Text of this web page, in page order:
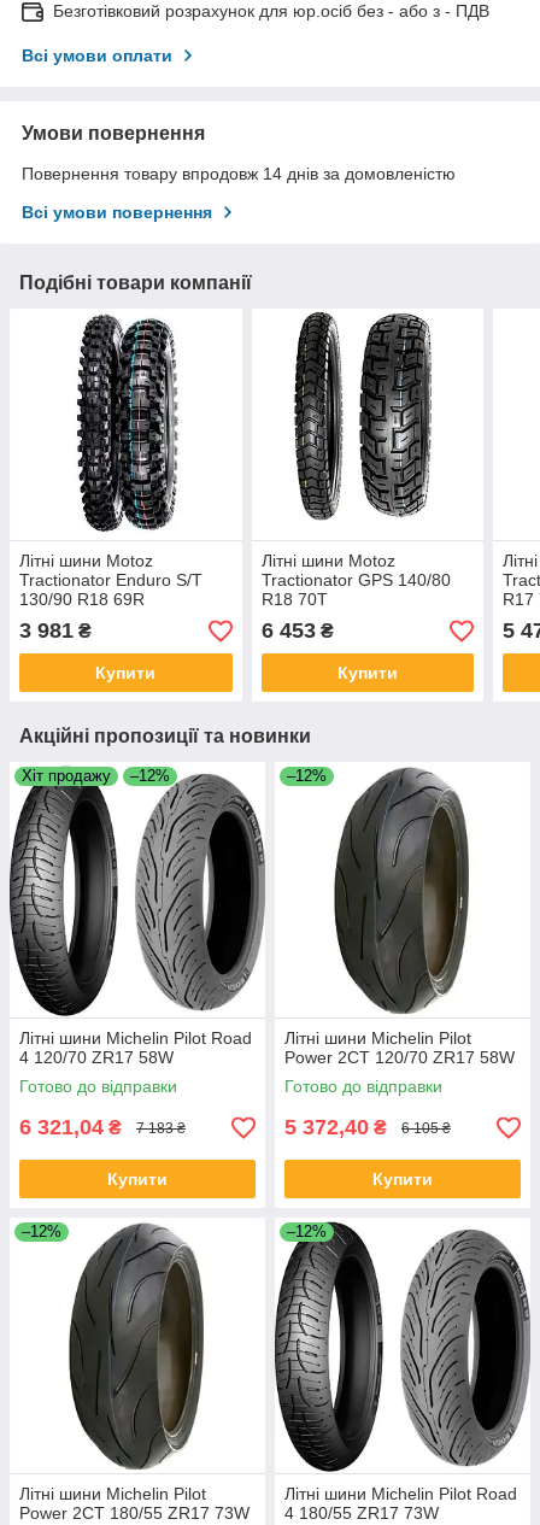
Безготівковий розрахунок для юр.осіб без - або з - ПДВ
Всі умови оплати
Умови повернення
Повернення товару впродовж 14 днів за домовленістю
Всі умови повернення
Подібні товари компанії
Літні шини Motoz
Tractionator Enduro S/T
130/90 R18 69R
3 981 ₴
Купити
Літні шини Motoz
Tractionator GPS 140/80
R18 70T
6 453₴
Купити
R17
5
Акційні пропозиції та новинки
Хіт продажу –12%
Літні шини Michelin Pilot Road
4 120/70 ZR17 58W
Готово до відправки
6 321,04 ₴ 7 183 ₴
Купити
–12%
Літні шини Michelin Pilot
Power 2CT 120/70 ZR17 58W
Готово до відправки
5 372,40 ₴ 6 105 ₴
Купити
–12%
Літні шини Michelin Pilot
Power 2CT 180/55 ZR17 73W
–12%
Літні шини Michelin Pilot Road
4 180/55 ZR17 73W